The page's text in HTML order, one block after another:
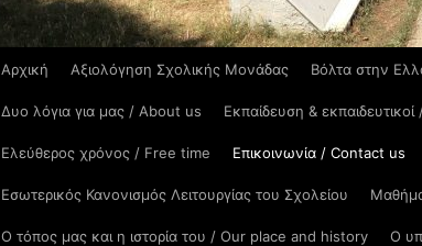
Αρχική Αξιολόγηση Σχολικής Μονάδας Βόλτα στην
Δυο λόγια για μας / About us Εκπαίδευση &
Ελεύθερος χρόνος / Free time Επικοινωνία / Contact us
Εσωτερικός Κανονισμός Λειτουργίας του Σχολείου
Ο τόπος μας και η ιστορία του / Οur place and history Ο